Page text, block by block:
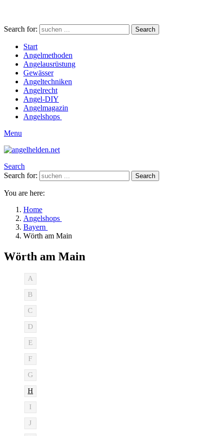
Search for: Search
Start
Angelmethoden
Angelausrüstung
Gewässer
Angeltechniken
Angelrecht
Angel-DIY
Angelmagazin
Angelshops
Menu
Search
Search for:
Search
You are here:
Home
Angelshops
Bayern
Wörth am Main
Wörth am Main
A
B
C
D
E
F
G
H
I
J